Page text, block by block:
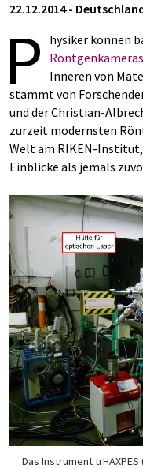
22.12.2014-
P
hysiker können
Röntgenkameras
Inneren von
stammt von
und der Christian-
zurzeit modernsten
Welt am RIKEN-
Einblicke als jemals
Das Instrument